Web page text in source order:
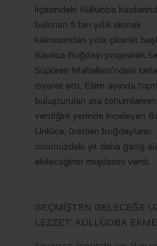
CV BANKASI
E-DEVLET
HAL FİYATLARI
TARİFELER
OTOBÜS SAATLERİ
TRAMVAY SAATLERİ
MİNİBÜS GÜZERGAHLARI
ilçesindeki Küllüoba
bulunan 5 bin yıllık ekmek
kalıntısından yola çıkarak
Kavılca Buğdayı projesinin
Süpüren Mahallesi’ndeki
ziyaret etti. Ekim ayında
buluşturulan ata
verdiğini yerinde inceleyen
Ünlüce, üretilen buğdayların
önümüzdeki yıl daha geniş
ekileceğinin müjdesini verdi.
GEÇMİŞTEN GELECEĞE
LEZZET: KÜLLÜOBA